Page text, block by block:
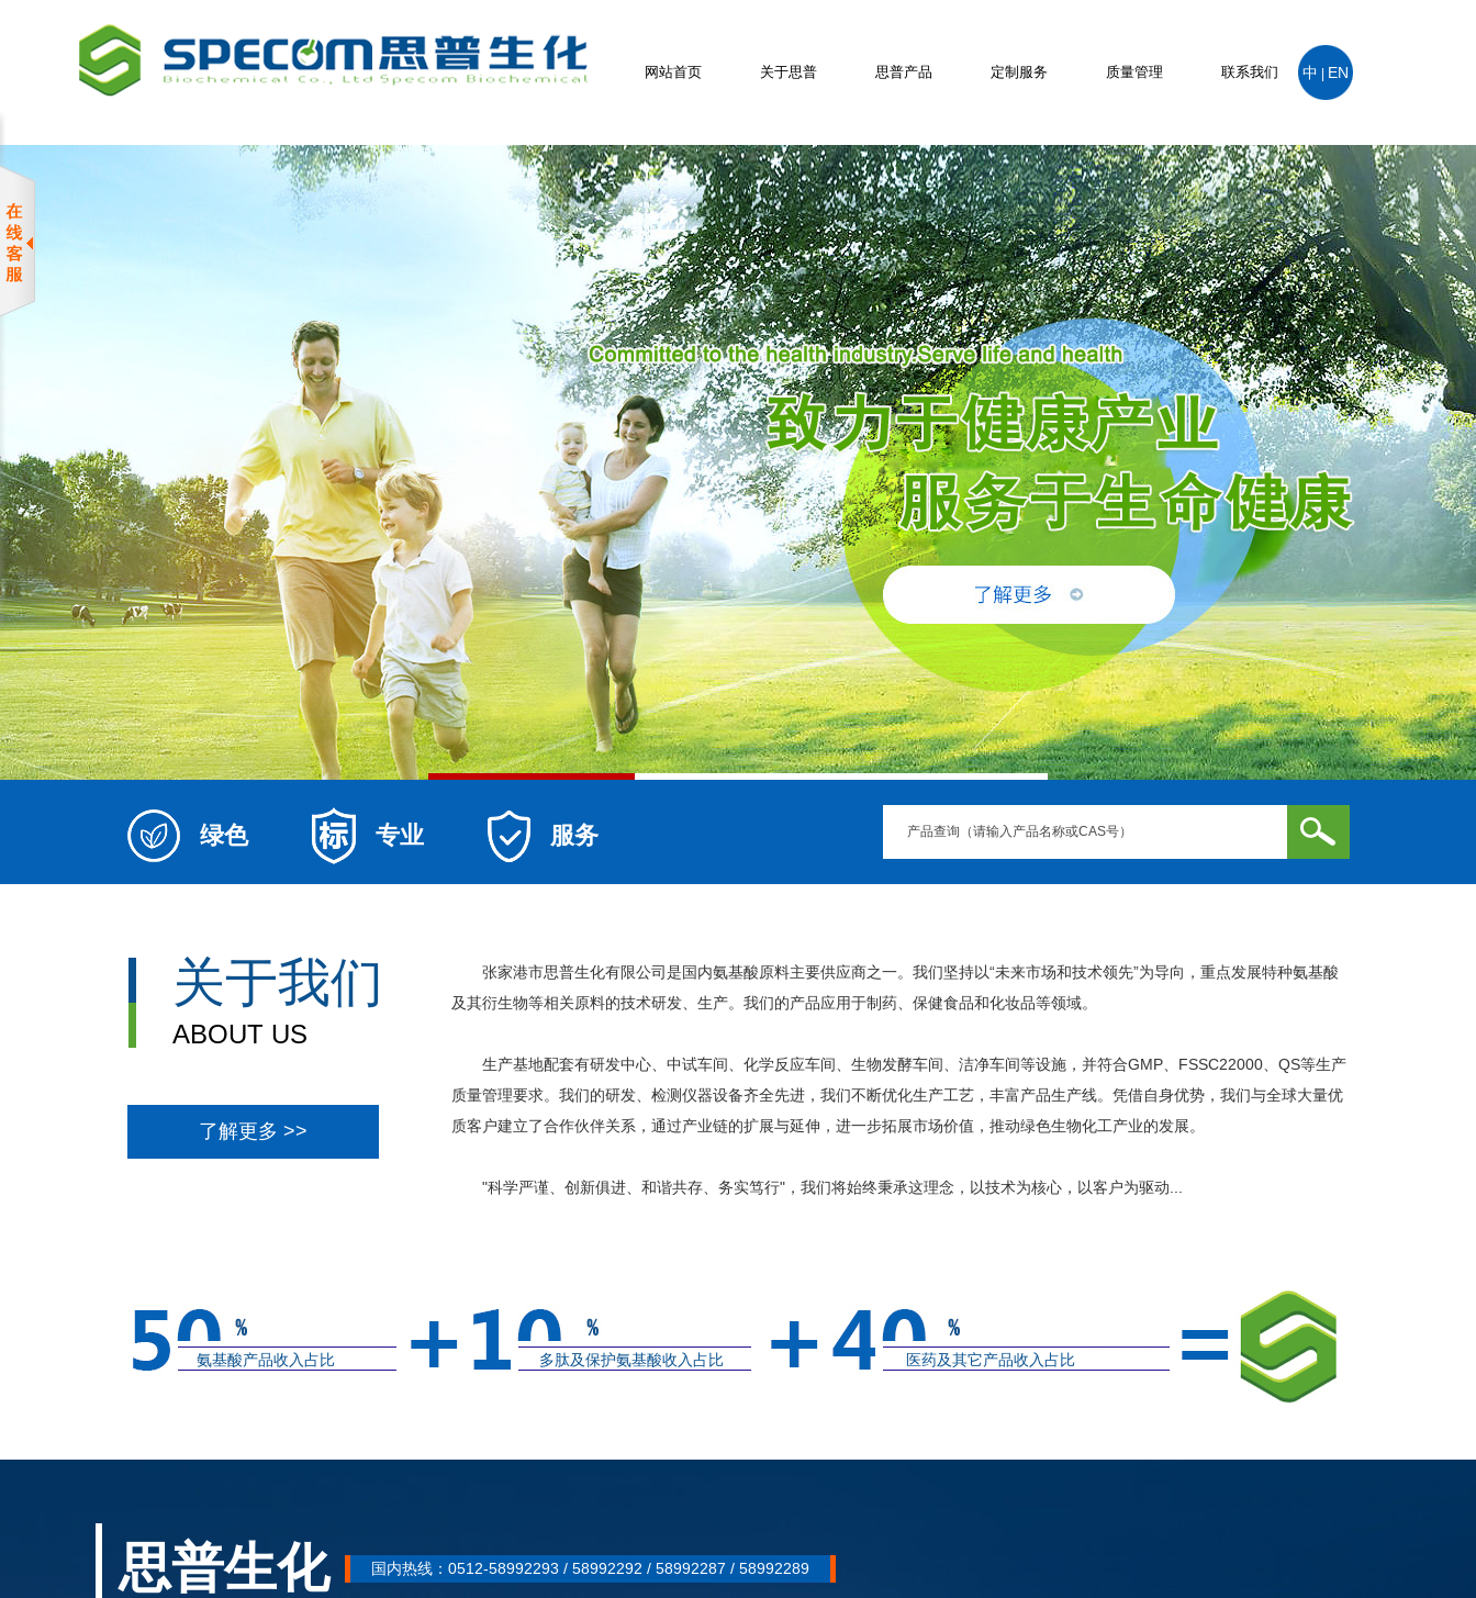
网站首页 关于思普 思普产品 定制服务 质量管理 联系我们 中 EN
绿色 专业 服务
关于我们
ABOUT US
了解更多 >>
张家港市思普生化有限公司是国内氨基酸原料主要供应商之一。我们坚持以“未来市场和技术领先”为导向，重点发展特种氨基酸
及其衍生物等相关原料的技术研发、生产。我们的产品应用于制药、保健食品和化妆品等领域。
生产基地配套有研发中心、中试车间、化学反应车间、生物发酵车间、洁净车间等设施，并符合GMP、FSSC22000、QS等生产
质量管理要求。我们的研发、检测仪器设备齐全先进，我们不断优化生产工艺，丰富产品生产线。凭借自身优势，我们与全球大量优
质客户建立了合作伙伴关系，通过产业链的扩展与延伸，进一步拓展市场价值，推动绿色生物化工产业的发展。
​ "科学严谨、创新俱进、和谐共存、务实笃行"，我们将始终秉承这理念，以技术为核心，以客户为驱动...
氨基酸产品收入占比 多肽及保护氨基酸收入占比 医药及其它产品收入占比
思普生化 国内热线：0512-58992293 / 58992292 / 58992287 / 58992289